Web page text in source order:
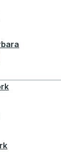
Seattle
hacia y
autobuses